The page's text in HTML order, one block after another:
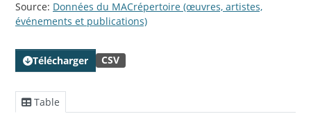
Source: Données du MACrépertoire (œuvres, artistes,
événements et publications)
Télécharger CSV
Table